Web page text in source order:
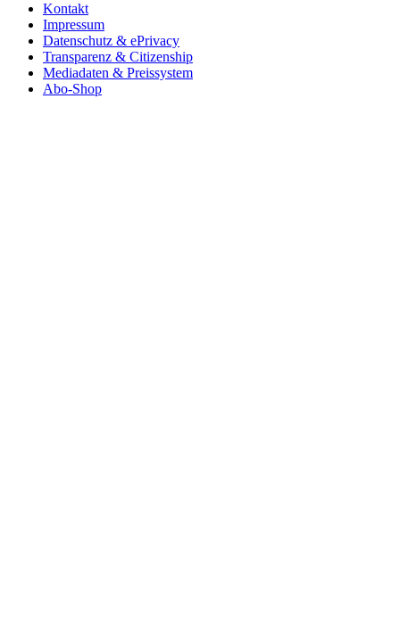
Kontakt
Impressum
Datenschutz & ePrivacy
Transparenz & Citizenship
Mediadaten & Preissystem
Abo-Shop